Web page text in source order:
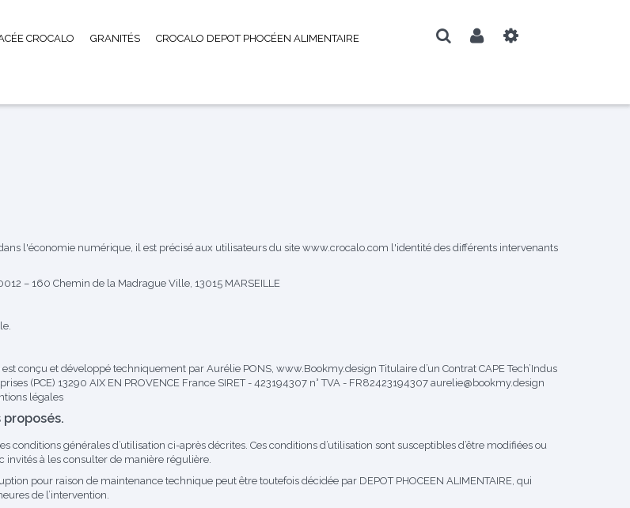
CROCALO GRANITÉS CROCALO DEPOT PHOCÉEN ALIMENTAIRE
l'économie numérique, il est précisé aux utilisateurs du site www.crocalo.com l'identité des différents intervenants
– 160 Chemin de la Madrague Ville, 13015 MARSEILLE
conçu et développé techniquement par Aurélie PONS, www.Bookmy.design Titulaire d’un Contrat CAPE Tech’Indus
(PCE) 13290 AIX EN PROVENCE France SIRET - 423194307 n° TVA - FR82423194307 aurelie@bookmy.design
légales
conditions générales d’utilisation ci-après décrites. Ces conditions d’utilisation sont susceptibles d’être modifiées ou
invités à les consulter de manière régulière.
pour raison de maintenance technique peut être toutefois décidée par DEPOT PHOCEEN ALIMENTAIRE, qui
de l’intervention.